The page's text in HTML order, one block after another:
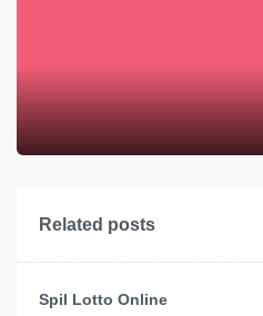
Related posts
Spil Lotto Online